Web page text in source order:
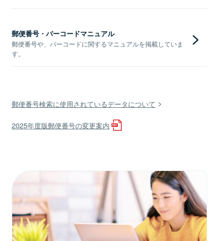
郵便番号・バーコードマニュアル
郵便番号や、バーコードに関するマニュアルを掲載していま
す。
郵便番号検索に使用されているデータについて
2025年度版郵便番号の変更案内